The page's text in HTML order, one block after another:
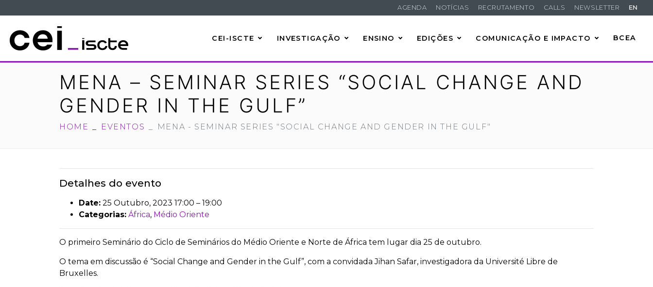
AGENDA NOTÍCIAS RECRUTAMENTO CALLS NEWSLETTER EN
CEI-ISCTE INVESTIGAÇÃO ENSINO EDIÇÕES COMUNICAÇÃO E IMPACTO BCEA
MENA – SEMINAR SERIES “SOCIAL CHANGE AND
GENDER IN THE GULF”
HOME EVENTOS MENA - SEMINAR SERIES "SOCIAL CHANGE AND GENDER IN THE GULF"
Detalhes do evento
Date: 25 Outubro, 2023 17:00 – 19:00
Categorias: África, Médio Oriente
O primeiro Seminário do Ciclo de Seminários do Médio Oriente e Norte de África tem lugar dia 25 de outubro.
O tema em discussão é “Social Change and Gender in the Gulf”, com a convidada Jihan Safar, investigadora da Université Libre de
Bruxelles.